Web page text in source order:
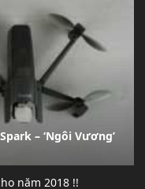
– ‘Ngôi Vương’
năm 2018 !!